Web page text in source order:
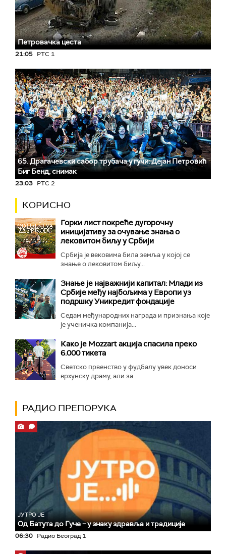
Петровачка цеста
21:05 РТС 1
65. Драгачевски сабор трубача у гучи: Дејан Петровић
Биг Бeнд, снимак
23:03 РТС 2
КОРИСНО
Горки лист покреће дугорочну
иницијативу за очување знања о
лековитом биљу у Србији
Србија је вековима била земља у којој се
знање о лековитом биљу...
Знање је најважнији капитал: Млади из
Србије међу најбољима у Европи уз
подршку Уникредит фондације
Седам међународних награда и признања које
је ученичка компанија...
Како је Mozzart акција спасила преко
6.000 тикета
Светско првенство у фудбалу увек доноси
врхунску драму, али за...
РАДИО ПРЕПОРУКА
ЈУТРО ЈЕ
Од Батута до Гуче – у знаку здравља и традиције
06:30 Радио Београд 1